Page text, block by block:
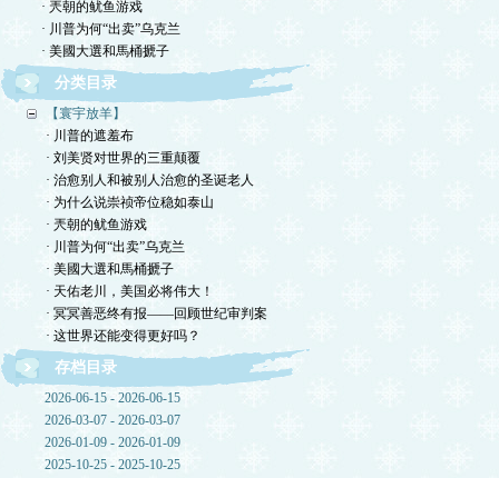
· 兲朝的鱿鱼游戏
· 川普为何“出卖”乌克兰
· 美國大選和馬桶搋子
分类目录
【寰宇放羊】
· 川普的遮羞布
· 刘美贤对世界的三重颠覆
· 治愈别人和被别人治愈的圣诞老人
· 为什么说崇祯帝位稳如泰山
· 兲朝的鱿鱼游戏
· 川普为何“出卖”乌克兰
· 美國大選和馬桶搋子
· 天佑老川，美国必将伟大！
· 冥冥善恶终有报——回顾世纪审判案
· 这世界还能变得更好吗？
存档目录
2026-06-15 - 2026-06-15
2026-03-07 - 2026-03-07
2026-01-09 - 2026-01-09
2025-10-25 - 2025-10-25